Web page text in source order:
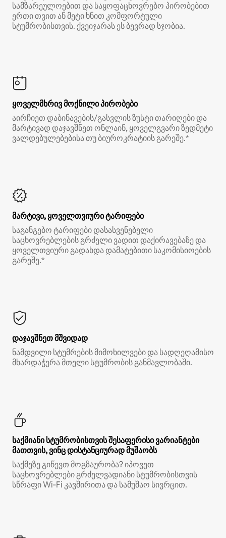
სამზარეულოებით და საყოფაცხოვრებო პირობებით
ერთი თვით ან მეტი ხნით კომფორტული
სტუმრობისთვის. ქვეიჯარას ეს ბევრად სჯობია.
ყოველმხრივ მოქნილი პირობები
აირჩიეთ დაბინავების/გასვლის ზუსტი თარიღები და
მარტივად დაჯავშნეთ ონლაინ, ყოველგვარი ზედმეტი
ვალდებულებებისა თუ ბიუროკრატიის გარეშე.*
მარტივი, ყოველთვიური ტარიფები
საგანგებო ტარიფები დასასვენებელი
საცხოვრებლების გრძელი ვადით დაქირავებაზე და
ყოველთვიური გადახდა დამატებითი საკომისიოების
გარეშე.*
დაჯავშნეთ მშვიდად
ნამდვილი სტუმრების მიმოხილვები და სადღეღამისო
მხარდაჭერა მთელი სტუმრობის განმავლობაში.
საქმიანი სტუმრობისთვის შესაფერისი ვარიანტები
მათთვის, ვინც დისტანციურად მუშაობს
საქმეზე გიწევთ მოგზაურობა? იპოვეთ
საცხოვრებლები გრძელვადიანი სტუმრობისთვის
სწრაფი Wi‑Fi კავშირითა და სამუშაო სივრცით.